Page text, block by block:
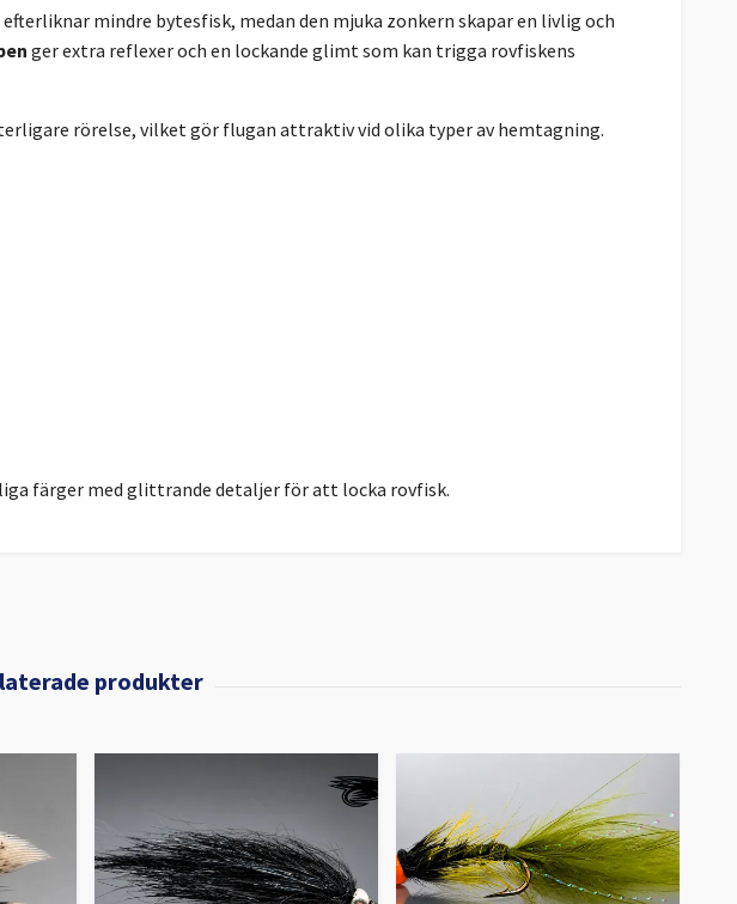
mindre bytesfisk, medan den mjuka zonkern skapar en livlig och
ger extra reflexer och en lockande glimt som kan trigga rovfiskens
rörelse, vilket gör flugan attraktiv vid olika typer av hemtagning.
färger med glittrande detaljer för att locka rovfisk.